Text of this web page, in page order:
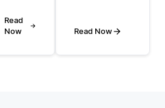
据用
户的
Read
Now
图像或音
Read Now